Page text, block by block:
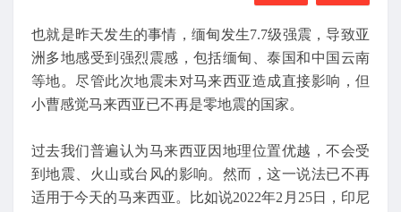
也就是昨天发生的事情，缅甸发生7.7级强震，导致亚
洲多地感受到强烈震感，包括缅甸、泰国和中国云南
等地。尽管此次地震未对马来西亚造成直接影响，但
小曹感觉马来西亚已不再是零地震的国家。
过去我们普遍认为马来西亚因地理位置优越，不会受
到地震、火山或台风的影响。然而，这一说法已不再
适用于今天的马来西亚。比如说2022年2月25日，印尼